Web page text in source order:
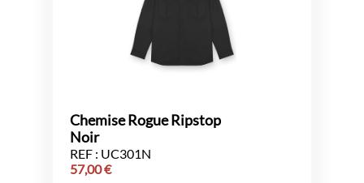
Chemise Rogue Ripstop
Noir
REF : UC301N
57,00€